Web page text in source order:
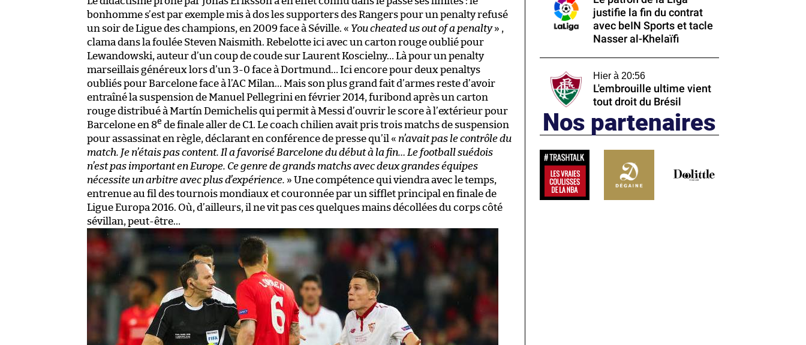
bonhomme s’est par exemple mis à dos les supporters des Rangers pour un penalty refusé
un soir de Ligue des champions, en 2009 face à Séville. « You cheated us out of a penalty» ,
clama dans la foulée Steven Naismith. Rebelotte ici avec un carton rouge oublié pour
Lewandowski, auteur d’un coup de coude sur Laurent Koscielny… Là pour un penalty
marseillais généreux lors d’un 3-0 face à Dortmund… Ici encore pour deux penaltys
oubliés pour Barcelone face à l’AC Milan… Mais son plus grand fait d’armes reste d’avoir
entraîné la suspension de Manuel Pellegrini en février 2014, furibond après un carton
rouge distribué à Martín Demichelis qui permit à Messi d’ouvrir le score à l’extérieur pour
Barcelone en 8e de finale aller de C1. Le coach chilien avait pris trois matchs de suspension
pour assassinat en règle, déclarant en conférence de presse qu’il « n’avait pas le contrôle du
match. Je n’étais pas content. Il a favorisé Barcelone du début à la fin… Le football suédois
n’est pas important en Europe. Ce genre de grands matchs avec deux grandes équipes
nécessite un arbitre avec plus d’expérience. » Une compétence qui viendra avec le temps,
entrenue au fil des tournois mondiaux et couronnée par un sifflet principal en finale de
Ligue Europa 2016. Où, d’ailleurs, il ne vit pas ces quelques mains décollées du corps côté
sévillan, peut-être…
justifie la fin du contrat
avec beIN Sports et tacle
Nasser al-Khelaïfi
Hier à 20:56
L'embrouille ultime vient
tout droit du Brésil
Nos partenaires